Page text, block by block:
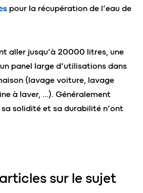
pour la récupération de l’eau de
aller jusqu’à 20000 litres, une
panel large d’utilisations dans
(lavage voiture, lavage
à laver, …). Généralement
solidité et sa durabilité n’ont
sur le sujet